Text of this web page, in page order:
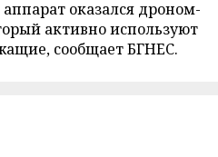
оказался дроном-
активно используют
сообщает БГНЕС.